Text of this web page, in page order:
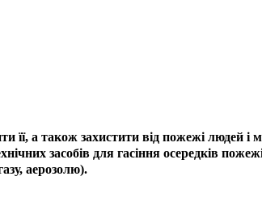
а також захистити від пожежі людей і
засобів для гасіння осередків
аерозолю).